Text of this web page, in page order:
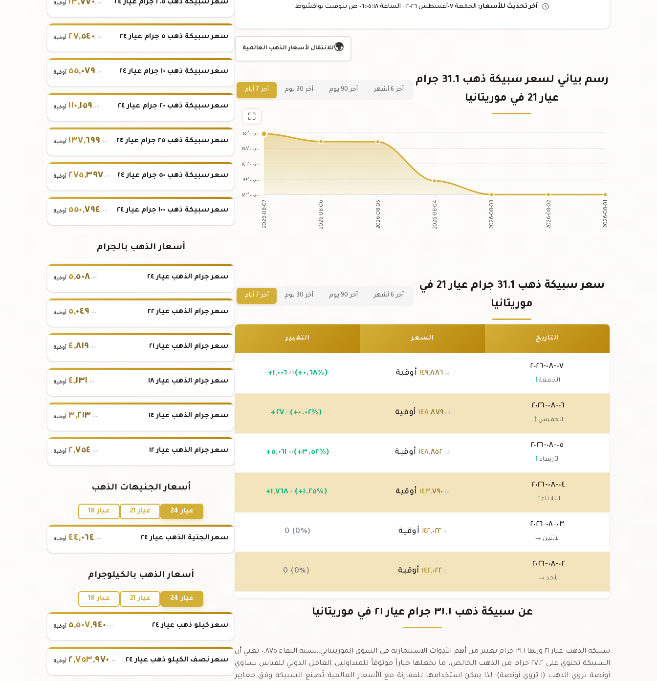
آخر تحديث للأسعار: الجمعة ٠٧ أغسطس ٢٠٢٦ - الساعة :١٨ ص بتوقيت نواكشوط
🌍للانتقال لأسعار الذهب العالمية
رسم بياني لسعر سبيكة ذهب 31.1 جرام
عيار 21 في موريتانيا
آخر 6 أشهر آخر 90 يوم آخر 30 يوم آخر 7 أيام
١٥٠٬٠٠٠٫٠٠
١٤٨٬٠٠٠٫٠٠
١٤٦٬٠٠٠٫٠٠
١٤٤٬٠٠٠٫٠٠
١٤٢٬٠٠٠٫٠٠
2026-08-07 2026-08-06 2026-08-05 2026-08-04 2026-08-03 2026-08-02 2026-08-01
سعر سبيكة ذهب 31.1 جرام عيار 21 في
موريتانيا
آخر 6 أشهر آخر 90 يوم آخر 30 يوم آخر 7 أيام
التاريخ السعر التغيير
٠٧-٠٨-٢٠٢٦
الجمعة↑
١٤٩,٨٨٦.٤٥ أوقية +١,٠٠٦ .٨٦ (+٠.٦٨%)
٠٦-٠٨-٢٠٢٦
الخميس ↑
١٤٨,٨٧٩.٥٩ أوقية +٢٧ .٢١ (+٠.٠٢%)
٠٥-٠٨-٢٠٢٦
الأربعاء ↑
١٤٨,٨٥٢.٣٨ أوقية +٥,٠٦١ .٥٢ (+٣.٥٢%)
٠٤-٠٨-٢٠٢٦
الثلاثاء↑
١٤٣,٧٩٠.٨٥ أوقية +١,٧٦٨ .٨١ (+١.٢٥%)
٠٣-٠٨-٢٠٢٦
الاثنين →
١٤٢,٠٢٢.٠٤ أوقية 0 (0%)
٠٢-٠٨-٢٠٢٦
الأحد→
١٤٢,٠٢٢.٠٤ أوقية 0 (0%)
١٤٢, ٠٢٢ أوقية (-٠.٠٤%) عن سبيكة ذهب ٣١.١ جرام عيار ٢١ في موريتانيا
سبيكة الذهب عيار ٢١ وزنها ٣١.١ جرام تعتبر من أهم الأدوات الاستثمارية في السوق الموريتياني.,نسبة النقاء ٠.٨٧٥ تعني أن
السبيكة تحتوي على ٢٧.٢ جرام من الذهب الخالص، ما يجعلها خياراً موثوقاً للمتداولين.,العامل الدولي للقياس يساوي
أونصة تروي الذهب (١ تروي أونصة)؛ لذا يمكن استخدامها للمقارنة مع الأسعار العالمية.,تُصنع السبيكة وفق معايير
سعر سبيكة ذهب ٢.٥ جرام عيار ٢٤ ١٣,٧٧٠.٠٠ أوقية
سعر سبيكة ذهب ٥ جرام عيار ٢٤ ٢٧,٥٤٠.٠٠ أوقية
سعر سبيكة ذهب ١٠ جرام عيار ٢٤ ٥٥,٠٧٩.٠٠ أوقية
سعر سبيكة ذهب ٢٠ جرام عيار ٢٤ ١١٠,١٥٩ .٠٠ أوقية
سعر سبيكة ذهب ٢٥ جرام عيار ٢٤ ١٣٧,٦٩٩ .٠٠ أوقية
سعر سبيكة ذهب ٥٠ جرام عيار ٢٤ ٢٧٥,٣٩٧ .٠٠ أوقية
سعر سبيكة ذهب ١٠٠ جرام عيار ٢٤ ٥٥٠,٧٩٤ .٠٠ أوقية
أسعار الذهب بالجرام
سعر جرام الذهب عيار ٢٤ ٥,٥٠٨.٠٠ أوقية
سعر جرام الذهب عيار ٢٢ ٥,٠٤٩ .٠٠ أوقية
سعر جرام الذهب عيار ٢١ ٤,٨١٩ .٠٠ أوقية
سعر جرام الذهب عيار ١٨ ٤,١٣١ .٠٠ أوقية
سعر جرام الذهب عيار ١٤ ٣,٢١٣ .٠٠ أوقية
سعر جرام الذهب عيار ١٢ ٢,٧٥٤ .٠٠ أوقية
أسعار الجنيهات الذهب
عيار 24 عيار 21 عيار 18
سعر الجنية الذهب عيار ٢٤ ٤٤,٠٦٤.٠٠ أوقية
أسعار الذهب بالكيلوجرام
عيار 24 عيار 21 عيار 18
سعر كيلو ذهب عيار ٢٤ ٥,٥٠٧,٩٤٠ .٠٠ أوقية
سعر نصف الكيلو ذهب عيار ٢٤ ٢,٧٥٣,٩٧٠ .٠٠ أوقية